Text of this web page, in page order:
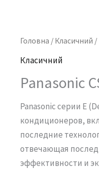
Головна / Класичний /
Класичний
Panasonic
Panasonic серии E
кондиционеров,
последние
отвечающая
эффективности и